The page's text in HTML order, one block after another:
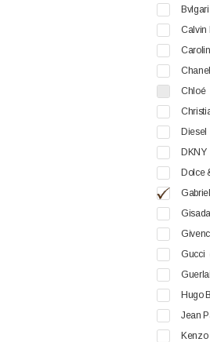
Bvlgari
Calvin
Chanel
Chloé
Diesel
DKNY
Dolce
Gisada
Gucci
Hugo
Jean
Kenzo